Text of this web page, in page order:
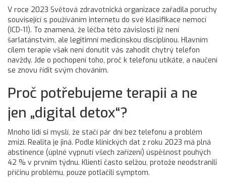
V roce 2023 Světová zdravotnická organizace zařadila poruchy
související s používáním internetu do své klasifikace nemocí
(ICD-11). To znamená, že léčba této závislosti již není
šarlatánstvím, ale legitimní medicínskou disciplínou. Hlavním
cílem terapie však není donutit vás zahodit chytrý telefon
navždy. Jde o pochopení toho, proč k telefonu utíkáte, a naučení
se znovu řídit svým chováním.
Proč potřebujeme terapii a ne
jen „digital detox“?
Mnoho lidí si myslí, že stačí pár dní bez telefonu a problém
zmizí. Realita je jiná. Podle klinických dat z roku 2023 má plná
abstinence (úplné vypnutí všech zařízení) úspěšnost pouhých
42 % v prvním týdnu. Klienti často selžou, protože neodstranili
příčinu problému, pouze potlačili symptom.